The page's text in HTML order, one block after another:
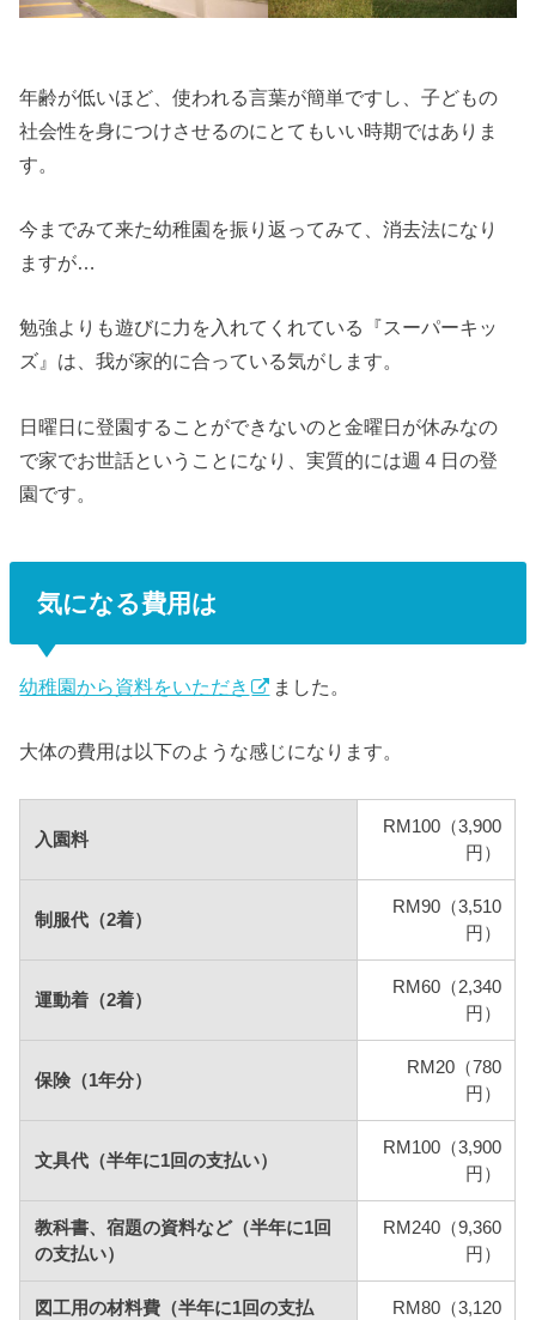
年齢が低いほど、使われる言葉が簡単ですし、子どもの
社会性を身につけさせるのにとてもいい時期ではありま
す。
今までみて来た幼稚園を振り返ってみて、消去法になり
ますが…
勉強よりも遊びに力を入れてくれている『スーパーキッ
ズ』は、我が家的に合っている気がします。
日曜日に登園することができないのと金曜日が休みなの
で家でお世話ということになり、実質的には週４日の登
園です。
気になる費用は
幼稚園から資料をいただき ました。
大体の費用は以下のような感じになります。
入園料
RM100（3,900
円）
制服代（2着）
RM90（3,510
円）
運動着（2着）
RM60（2,340
円）
保険（1年分）
RM20（780
円）
文具代（半年に1回の支払い）
RM100（3,900
円）
教科書、宿題の資料など（半年に1回
の支払い）
RM240（9,360
円）
図工用の材料費（半年に1回の支払
RM80（3,120